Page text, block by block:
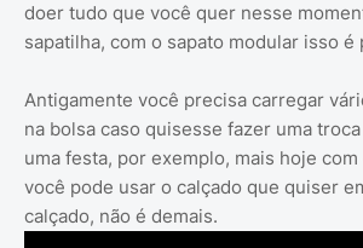
doer tudo que você quer nesse
sapatilha, com o sapato modular isso é
Antigamente você precisa carregar
na bolsa caso quisesse fazer uma
uma festa, por exemplo, mais hoje
você pode usar o calçado que quiser
calçado, não é demais.